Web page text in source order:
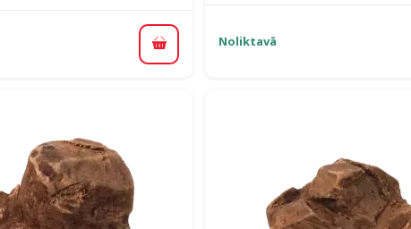
Pievienot grozam
Noliktavā